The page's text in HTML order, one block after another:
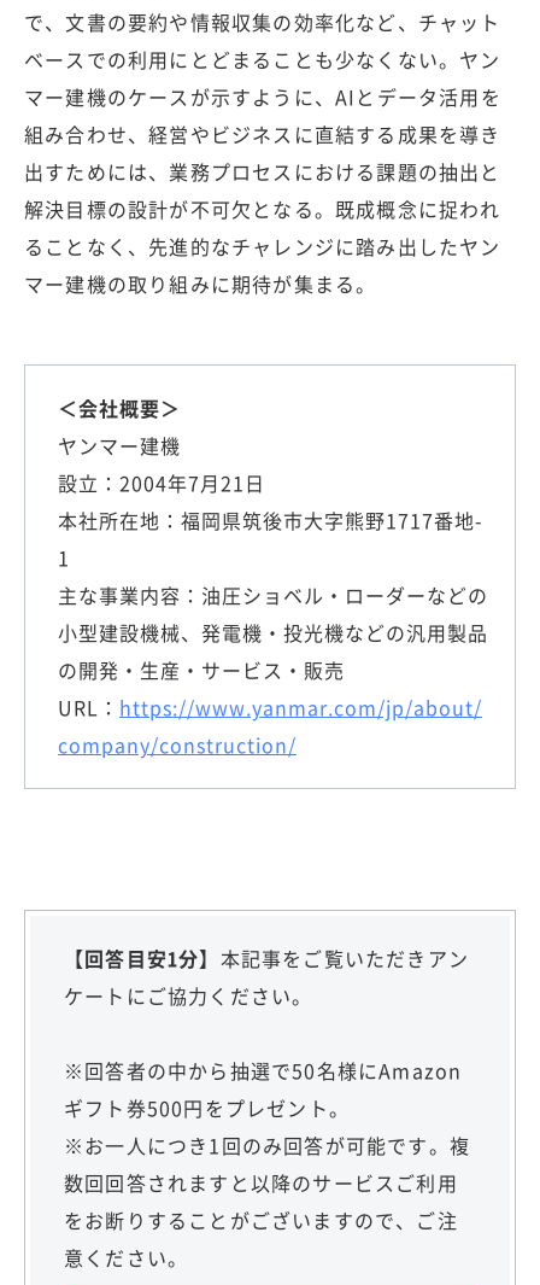
で、文書の要約や情報収集の効率化など、チャット
ベースでの利用にとどまることも少なくない。ヤン
マー建機のケースが示すように、AIとデータ活用を
組み合わせ、経営やビジネスに直結する成果を導き
出すためには、業務プロセスにおける課題の抽出と
解決目標の設計が不可欠となる。既成概念に捉われ
ることなく、先進的なチャレンジに踏み出したヤン
マー建機の取り組みに期待が集まる。
＜会社概要＞
ヤンマー建機
設立：2004年7月21日
本社所在地：福岡県筑後市大字熊野1717番地-
1
主な事業内容：油圧ショベル・ローダーなどの
小型建設機械、発電機・投光機などの汎用製品
の開発・生産・サービス・販売
URL： https://www.yanmar.com/jp/about/
company/construction/
【回答目安1分】 本記事をご覧いただきアン
ケートにご協力ください。
※回答者の中から抽選で50名様にAmazon
ギフト券500円をプレゼント。
※お一人につき1回のみ回答が可能です。複
数回回答されますと以降のサービスご利用
をお断りすることがございますので、ご注
意ください。